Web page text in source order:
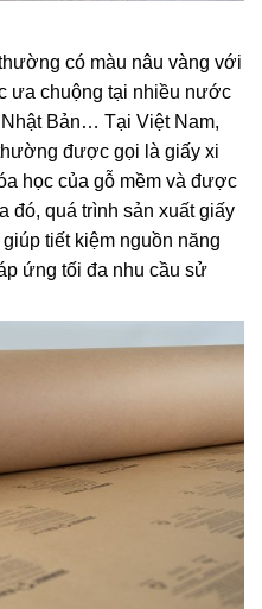
có màu nâu vàng với
ưa chuộng tại nhiều nước
Bản… Tại Việt Nam,
được gọi là giấy xi
học của gỗ mềm và được
đó, quá trình sản xuất giấy
tiết kiệm nguồn năng
ứng tối đa nhu cầu sử